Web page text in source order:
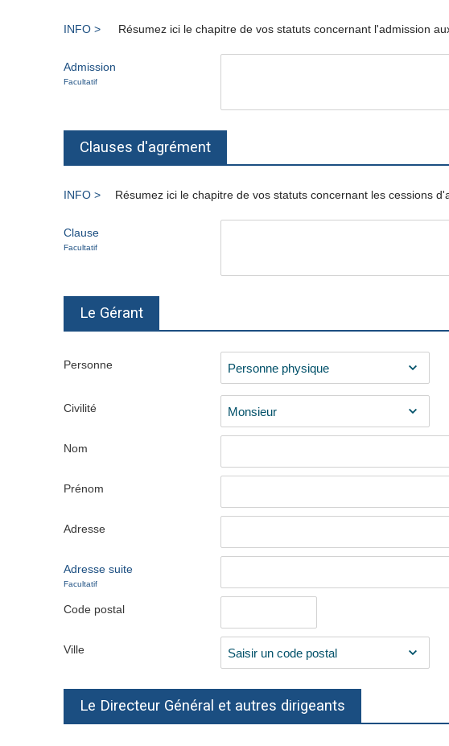
Résumez ici le chapitre de vos statuts concernant l'admission
Admission
Facultatif
Clauses d'agrément
Résumez ici le chapitre de vos statuts concernant les cessions
Clause
Facultatif
Le Gérant
Personne
Civilité
Nom
Prénom
Adresse
Adresse suite
Facultatif
Code postal
Ville
Le Directeur Général et autres dirigeants